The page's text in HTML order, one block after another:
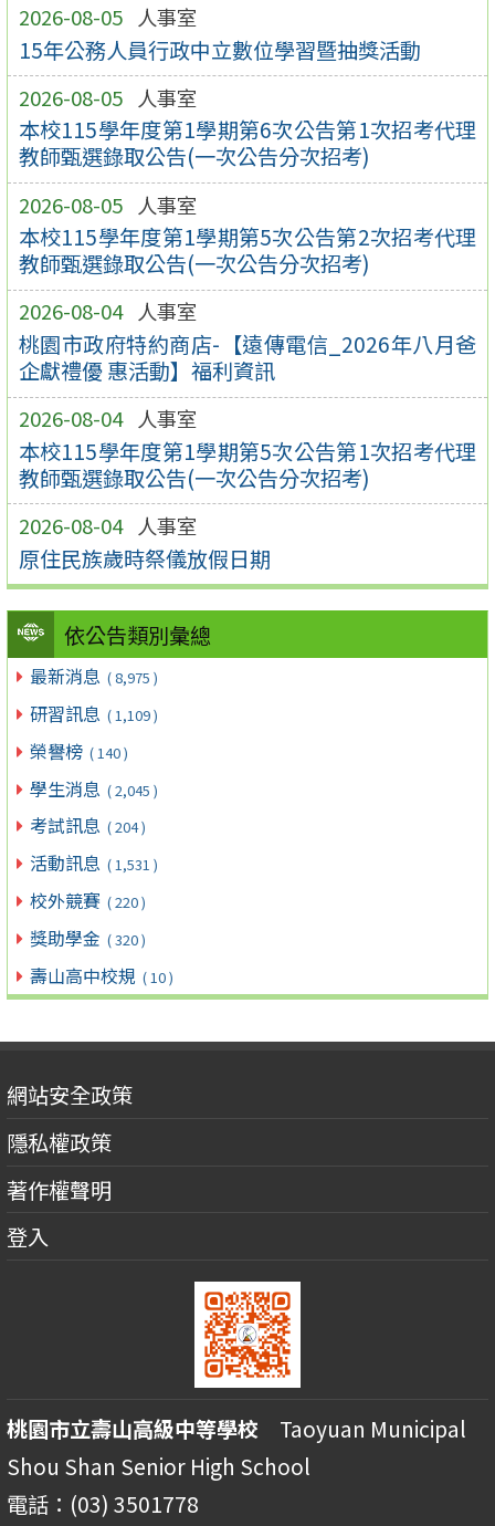
2026-08-05 人事室
15年公務人員行政中立數位學習暨抽獎活動
2026-08-05 人事室
本校115學年度第1學期第6次公告第1次招考代理
教師甄選錄取公告(一次公告分次招考)
2026-08-05 人事室
本校115學年度第1學期第5次公告第2次招考代理
教師甄選錄取公告(一次公告分次招考)
2026-08-04 人事室
桃園市政府特約商店-【遠傳電信_2026年八月爸
企獻禮優 惠活動】福利資訊
2026-08-04 人事室
本校115學年度第1學期第5次公告第1次招考代理
教師甄選錄取公告(一次公告分次招考)
2026-08-04 人事室
原住民族歲時祭儀放假日期
依公告類別彙總
最新消息 ( 8,975 )
研習訊息 ( 1,109 )
榮譽榜 ( 140 )
學生消息 ( 2,045 )
考試訊息 ( 204 )
活動訊息 ( 1,531 )
校外競賽 ( 220 )
獎助學金 ( 320 )
壽山高中校規 ( 10 )
網站安全政策
隱私權政策
著作權聲明
登入
桃園市立壽山高級中等學校 Taoyuan Municipal
Shou Shan Senior High School
電話：(03) 3501778